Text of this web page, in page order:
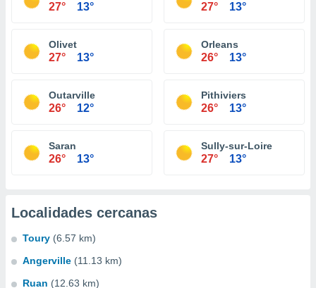
27° 13° 27° 13°
Olivet
27° 13°
Orleans
26° 13°
Outarville
26° 12°
Pithiviers
26° 13°
Saran
26° 13°
Sully-sur-Loire
27° 13°
Localidades cercanas
Toury (6.57 km)
Angerville (11.13 km)
Ruan (12.63 km)